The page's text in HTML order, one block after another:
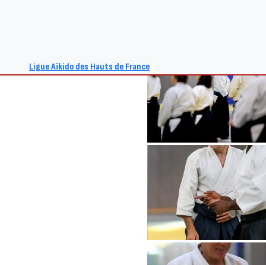
Ligue Aïkido des Hauts de France